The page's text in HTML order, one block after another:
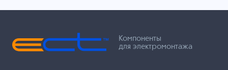
Компоненты
для электромонтажа